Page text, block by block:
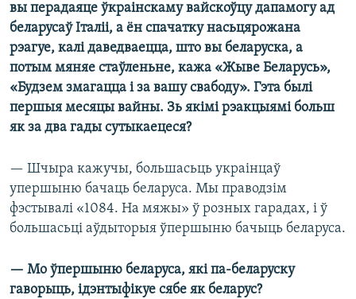
вы перадаяце ўкраінскаму вайскоўцу дапамогу ад
беларусаў Італіі, а ён спачатку насьцярожана
рэагуе, калі даведваецца, што вы беларуска, а
потым мяняе стаўленьне, кажа «Жыве Беларусь»,
«Будзем змагацца і за вашу свабоду». Гэта былі
першыя месяцы вайны. Зь якімі рэакцыямі больш
як за два гады сутыкаецеся?
— Шчыра кажучы, большасьць украінцаў
упершыню бачаць беларуса. Мы праводзім
фэстывалі «1084. На мяжы» ў розных гарадах, і ў
большасьці аўдыторыя ўпершыню бачыць беларуса.
— Мо ўпершыню беларуса, які па-беларуску
гаворыць, ідэнтыфікуе сябе як беларус?